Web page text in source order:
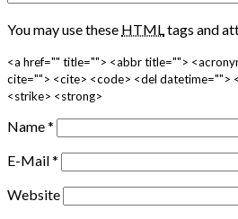
You may use these HTMLtags and
<a href="" title=""> <abbr title="">
cite=""> <cite> <code> <del datetime="">
<strike> <strong>
Name*
E-Mail*
Website